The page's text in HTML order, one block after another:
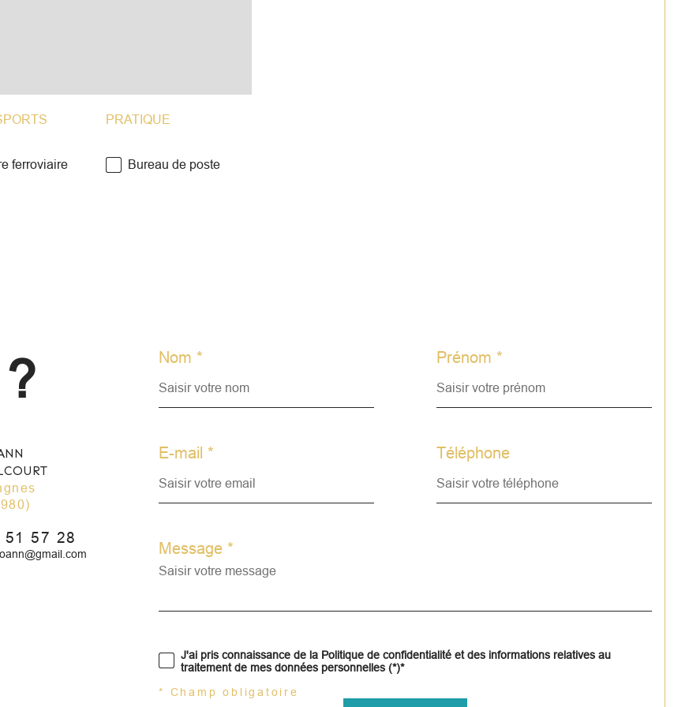
ferroviaire
PRATIQUE
Bureau de poste
51 57 28
Nom * Prénom *
E-mail * Téléphone
Message *
J'ai pris connaissance de la Politique de confidentialité et des informations relatives au
traitement de mes données personnelles (*)*
* Champ obligatoire